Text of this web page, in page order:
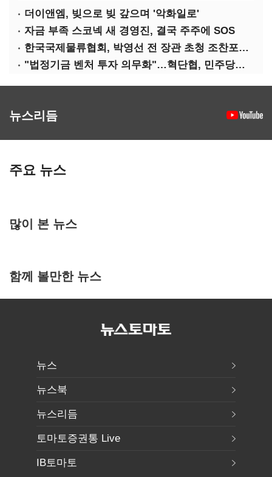
더이앤엠, 빚으로 빚 갚으며 '악화일로'
자금 부족 스코넥 새 경영진, 결국 주주에 SOS
한국국제물류협회, 박영선 전 장관 초청 조찬포럼 개최
"법정기금 벤처 투자 의무화"…혁단협, 민주당과 정책협약식 개최
뉴스리듬
주요 뉴스
많이 본 뉴스
함께 볼만한 뉴스
뉴스
뉴스북
뉴스리듬
토마토증권통 Live
IB토마토